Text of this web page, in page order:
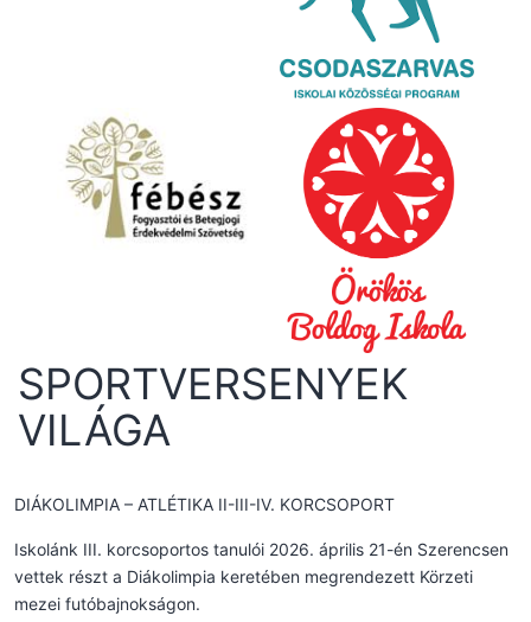
SPORTVERSENYEK
VILÁGA
DIÁKOLIMPIA – ATLÉTIKA II-III-IV. KORCSOPORT
Iskolánk III. korcsoportos tanulói 2026. április 21-én Szerencsen
vettek részt a Diákolimpia keretében megrendezett Körzeti
mezei futóbajnokságon.